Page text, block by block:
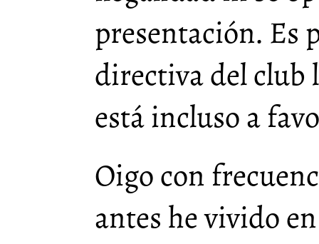
presentación. Es
directiva del club
está incluso a
Oigo con
antes he vivido